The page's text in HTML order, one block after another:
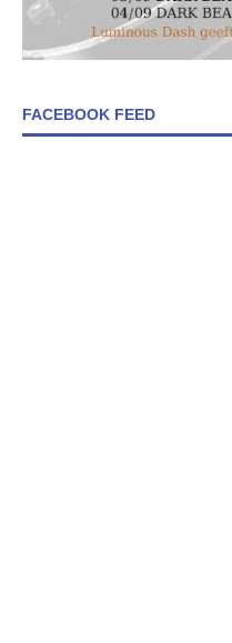
FACEBOOK FEED